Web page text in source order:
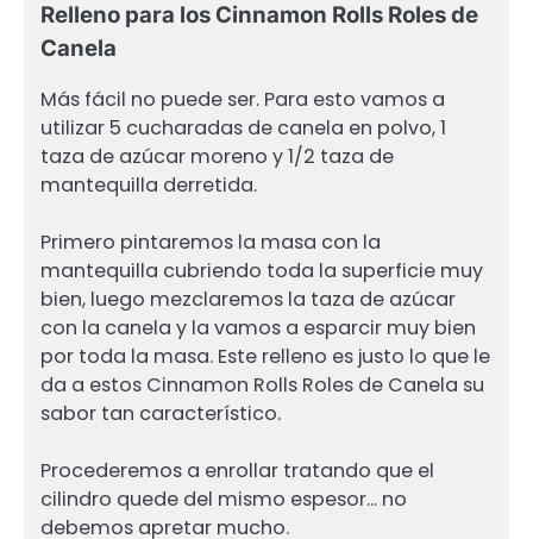
Relleno para los Cinnamon Rolls Roles de
Canela
Más fácil no puede ser. Para esto vamos a
utilizar 5 cucharadas de canela en polvo, 1
taza de azúcar moreno y 1/2 taza de
mantequilla derretida.
Primero pintaremos la masa con la
mantequilla cubriendo toda la superficie muy
bien, luego mezclaremos la taza de azúcar
con la canela y la vamos a esparcir muy bien
por toda la masa. Este relleno es justo lo que le
da a estos Cinnamon Rolls Roles de Canela su
sabor tan característico.
Procederemos a enrollar tratando que el
cilindro quede del mismo espesor… no
debemos apretar mucho.